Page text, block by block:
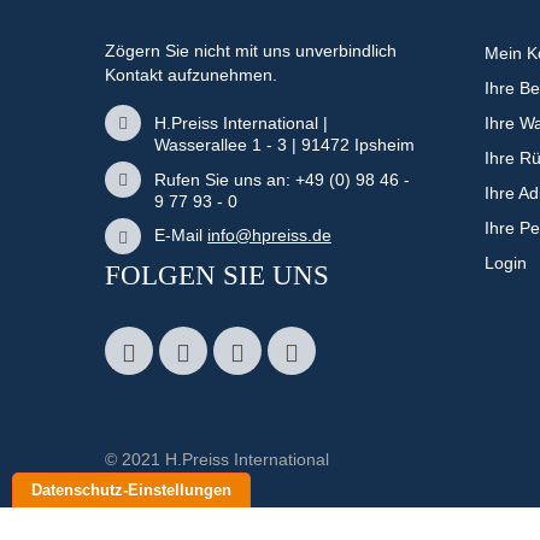
Zögern Sie nicht mit uns unverbindlich
Kontakt aufzunehmen.
H.Preiss International |
Wasserallee 1 - 3 | 91472 Ipsheim
Rufen Sie uns an: +49 (0) 98 46 -
9 77 93 - 0
E-Mail info@hpreiss.de
FOLGEN SIE UNS
Mein
Ihre
Ihre
Ihre
Ihre
Ihre
Login
© 2021 H.Preiss International
Datenschutz-Einstellungen